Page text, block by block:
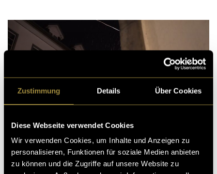
Zustimmung Details Über Cookies
Diese Webseite verwendet Cookies
Wir verwenden Cookies, um Inhalte und Anzeigen zu
personalisieren, Funktionen für soziale Medien anbieten
zu können und die Zugriffe auf unsere Website zu
Noch eine Nacht – neue Orte